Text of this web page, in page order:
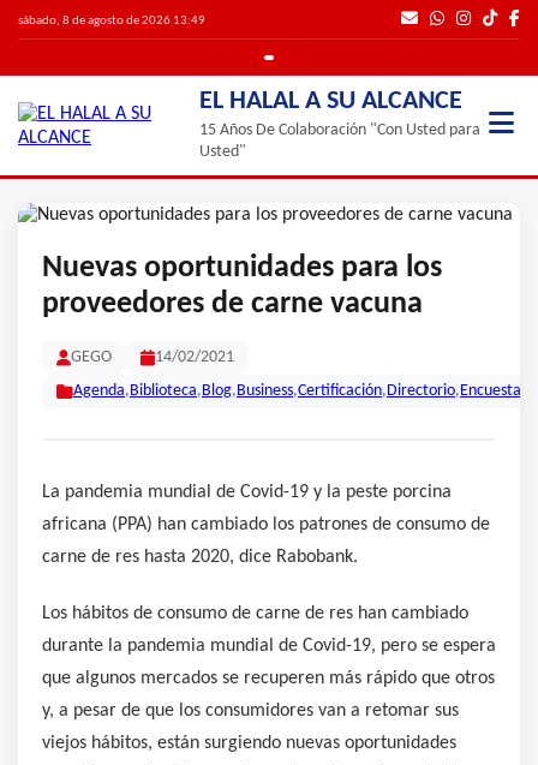
sábado, 8 de agosto de 2026 13:49
EL HALAL A SU ALCANCE
15 Años De Colaboración "Con Usted para
Usted"
Nuevas oportunidades para los
proveedores de carne vacuna
GEGO 14/02/2021
Agenda, Biblioteca, Blog, Business,Certificación, Directorio, Encuestas
La pandemia mundial de Covid-19 y la peste porcina
africana (PPA) han cambiado los patrones de consumo de
carne de res hasta 2020, dice Rabobank.
Los hábitos de consumo de carne de res han cambiado
durante la pandemia mundial de Covid-19, pero se espera
que algunos mercados se recuperen más rápido que otros
y, a pesar de que los consumidores van a retomar sus
viejos hábitos, están surgiendo nuevas oportunidades